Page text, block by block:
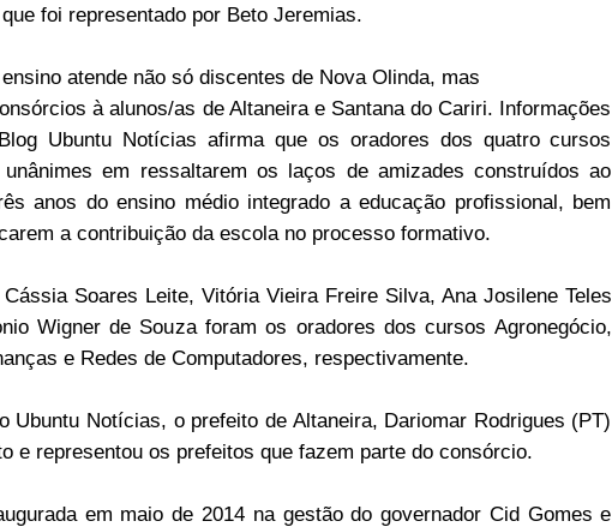
foi representado por Beto Jeremias.
atende não só discentes de Nova Olinda, mas
à alunos/as de Altaneira e Santana do Cariri. Informações
Ubuntu Notícias afirma que os oradores dos quatro cursos
em ressaltarem os laços de amizades construídos ao
anos do ensino médio integrado a educação profissional, bem
a contribuição da escola no processo formativo.
Soares Leite, Vitória Vieira Freire Silva, Ana Josilene Teles
Wigner de Souza foram os oradores dos cursos Agronegócio,
e Redes de Computadores, respectivamente.
Ubuntu Notícias, o prefeito de Altaneira, Dariomar Rodrigues (PT)
e representou os prefeitos que fazem parte do consórcio.
em maio de 2014 na gestão do governador Cid Gomes e